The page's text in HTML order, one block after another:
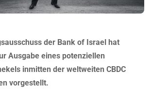
der Bank of Israel hat
Ausgabe eines potenziellen
inmitten der weltweiten CBDC
vorgestellt.